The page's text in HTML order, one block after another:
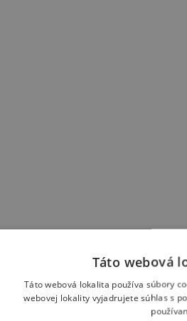
Táto webová
Táto webová lokalita používa súbory
webovej lokality vyjadrujete súhlas s